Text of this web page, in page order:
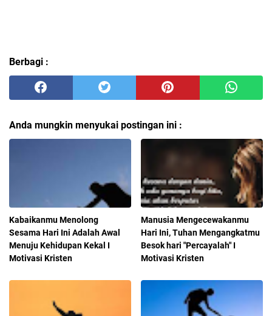
Berbagi :
Anda mungkin menyukai postingan ini :
Kabaikanmu Menolong
Sesama Hari Ini Adalah Awal
Menuju Kehidupan Kekal I
Motivasi Kristen
Manusia Mengecewakanmu
Hari Ini, Tuhan Mengangkatmu
Besok hari "Percayalah" I
Motivasi Kristen